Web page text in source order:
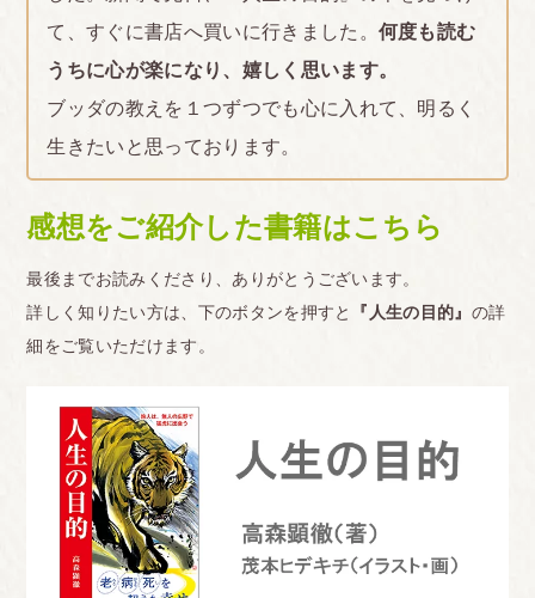
て、すぐに書店へ買いに行きました。 何度も読む
うちに心が楽になり、嬉しく思います。
ブッダの教えを１つずつでも心に入れて、明るく
生きたいと思っております。
感想をご紹介した書籍はこちら
最後までお読みくださり、ありがとうございます。
詳しく知りたい方は、下のボタンを押すと
『人生の目的』 の詳
細をご覧いただけます。